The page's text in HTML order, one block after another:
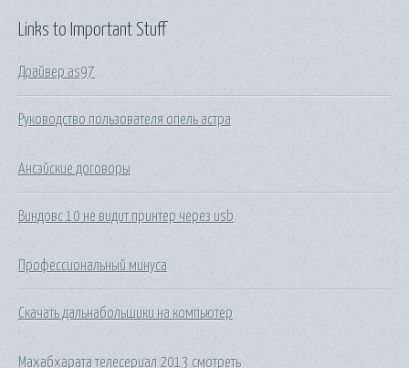
Links to Important Stuff
Драйвер as97
Руководство пользователя опель астра
Ансэйские договоры
Виндовс 10 не видит принтер через usb
Профессиональный минуса
Скачать дальнабольшики на компьютер
Махабхарата телесериал 2013 смотреть